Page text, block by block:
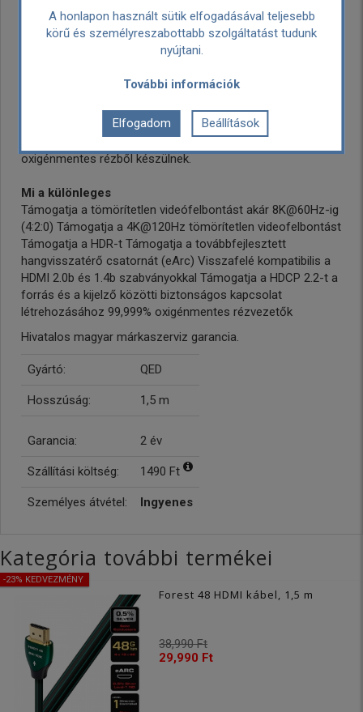
legrugalmasabb legyen. Elmúltak a nagy, terjedelmes HDMI
kábelek napjai, és az új Performance Ultra High Speed
HDMI-t karcsú fekete fényezés jellemzi, maximális átmérője
legvékonyabb TV-készülékekhez is használható. A kábel
átmérőjének csökkentésével nem tettünk
kompromisszumot az általunk használt vezetékek
tisztaságán, amelyek továbbra is 99,999%-ban
oxigénmentes rézből készülnek.
Mi a különleges
Támogatja a tömörítetlen videófelbontást akár 8K@60Hz-ig
(4:2:0) Támogatja a 4K@120Hz tömörítetlen videofelbontást
Támogatja a HDR-t Támogatja a továbbfejlesztett
hangvisszatérő csatornát (eArc) Visszafelé kompatibilis a
HDMI 2.0b és 1.4b szabványokkal Támogatja a HDCP 2.2-t a
forrás és a kijelző közötti biztonságos kapcsolat
létrehozásához 99,999% oxigénmentes rézvezetők
Hivatalos magyar márkaszerviz garancia.
Gyártó: QED
Hosszúság: 1,5 m
Garancia: 2 év
Szállítási költség: 1490 Ft
Személyes átvétel: Ingyenes
Kategória további termékei
-23% KEDVEZMÉNY
Forest 48 HDMI kábel, 1,5 m
38,990 Ft
29,990 Ft
A honlapon használt sütik elfogadásával teljesebb
körű és személyreszabottabb szolgáltatást tudunk
nyújtani.
További információk
Elfogadom Beállítások